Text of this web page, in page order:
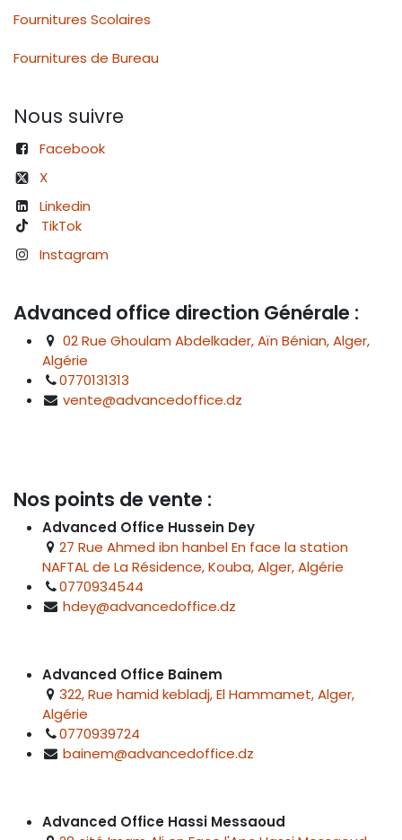
Fournitures Scolaires
Fournitures de Bureau
Nous suivre
Facebook
X
Linkedin
TikTok
Instagram
Advanced office direction Générale :
02 Rue Ghoulam Abdelkader, Aïn Bénian, Alger,
Algérie
0770131313
vente@advancedoffice.dz
Nos points de vente :
Advanced Office Hussein Dey
27 Rue Ahmed ibn hanbel En face la station
NAFTAL de La Résidence, Kouba, Alger, Algérie
0770934544
hdey@advancedoffice.dz
Advanced Office Bainem
322, Rue hamid kebladj, El Hammamet, Alger,
Algérie
0770939724
bainem@advancedoffice.dz
Advanced Office Hassi Messaoud